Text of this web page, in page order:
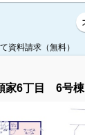
資料請求（無料）
家6丁目 6号棟